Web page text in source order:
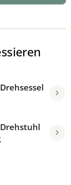
Drehstuhl